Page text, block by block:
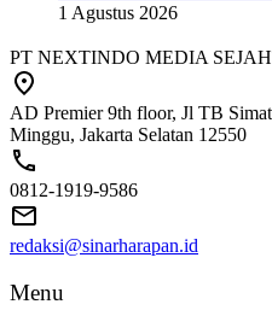
1 Agustus 2026
PT NEXTINDO MEDIA
AD Premier 9th floor, Jl TB
Minggu, Jakarta Selatan 12550
0812-1919-9586
redaksi@sinarharapan.id
Menu